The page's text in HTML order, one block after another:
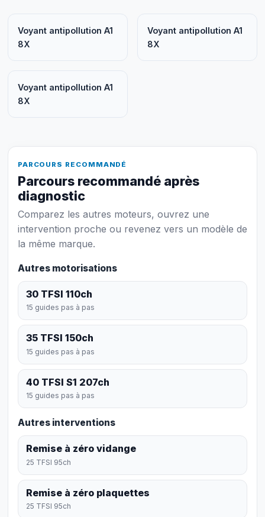
Voyant antipollution A1
8X
Voyant antipollution A1
8X
Voyant antipollution A1
8X
PARCOURS RECOMMANDÉ
Parcours recommandé après
diagnostic
Comparez les autres moteurs, ouvrez une
intervention proche ou revenez vers un modèle de
la même marque.
Autres motorisations
30 TFSI 110ch
15 guides pas à pas
35 TFSI 150ch
15 guides pas à pas
40 TFSI S1 207ch
15 guides pas à pas
Autres interventions
Remise à zéro vidange
25 TFSI 95ch
Remise à zéro plaquettes
25 TFSI 95ch